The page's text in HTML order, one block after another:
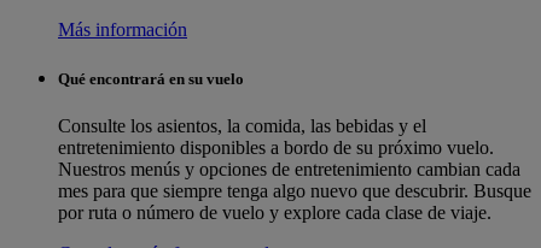
Más información
Qué encontrará en su vuelo
Consulte los asientos, la comida, las bebidas y el
entretenimiento disponibles a bordo de su próximo vuelo.
Nuestros menús y opciones de entretenimiento cambian cada
mes para que siempre tenga algo nuevo que descubrir. Busque
por ruta o número de vuelo y explore cada clase de viaje.